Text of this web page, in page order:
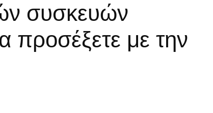
συσκευών
προσέξετε με την